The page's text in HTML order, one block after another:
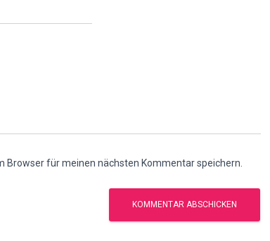
Browser für meinen nächsten Kommentar speichern.